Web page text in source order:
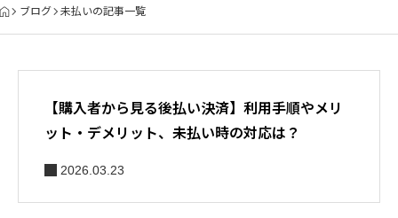
ブログ 未払いの記事一覧
【購入者から見る後払い決済】利用手順やメリ
ット・デメリット、未払い時の対応は？
2026.03.23